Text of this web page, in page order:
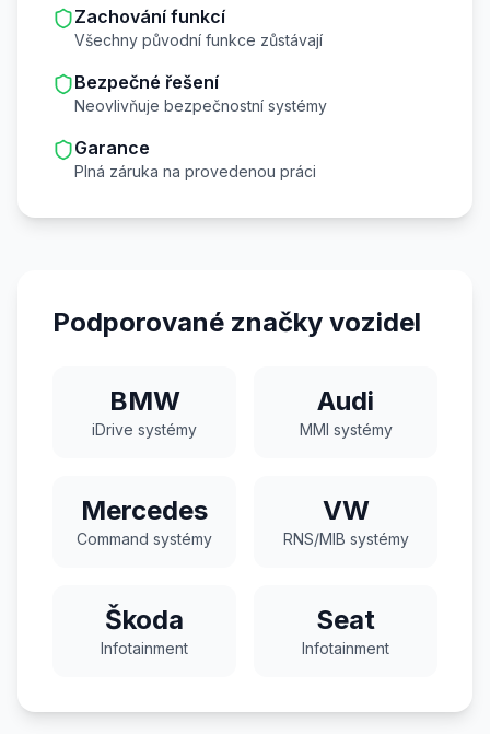
Zachování funkcí
Všechny původní funkce zůstávají
Bezpečné řešení
Neovlivňuje bezpečnostní systémy
Garance
Plná záruka na provedenou práci
Podporované značky vozidel
BMW
iDrive systémy
Audi
MMI systémy
Mercedes
Command systémy
VW
RNS/MIB systémy
Škoda
Infotainment
Seat
Infotainment